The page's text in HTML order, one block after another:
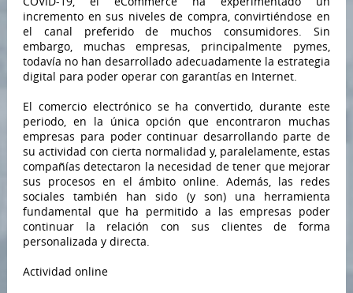
incremento en sus niveles de compra, convirtiéndose en
el canal preferido de muchos consumidores. Sin
embargo, muchas empresas, principalmente pymes,
todavía no han desarrollado adecuadamente la estrategia
digital para poder operar con garantías en Internet.
El comercio electrónico se ha convertido, durante este
periodo, en la única opción que encontraron muchas
empresas para poder continuar desarrollando parte de
su actividad con cierta normalidad y, paralelamente, estas
compañías detectaron la necesidad de tener que mejorar
sus procesos en el ámbito online. Además, las redes
sociales también han sido (y son) una herramienta
fundamental que ha permitido a las empresas poder
continuar la relación con sus clientes de forma
personalizada y directa.
Actividad online